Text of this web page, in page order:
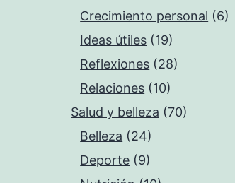
Crecimiento personal (6)
Ideas útiles (19)
Reflexiones (28)
Relaciones (10)
Salud y belleza (70)
Belleza (24)
Deporte (9)